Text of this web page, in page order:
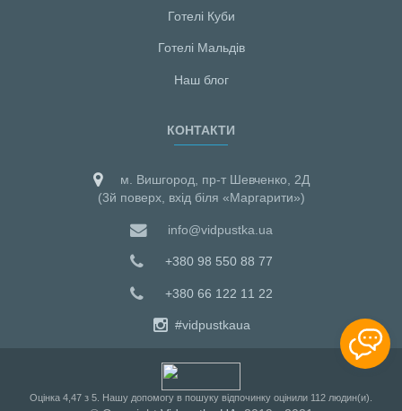
Готелі Куби
Готелі Мальдiв
Наш блог
КОНТАКТИ
м. Вишгород, пр-т Шевченко, 2Д
(3й поверх, вхід біля «Маргарити»)
info@vidpustka.ua
+380 98 550 88 77
+380 66 122 11 22
#vidpustkaua
Оцiнка 4,47 з 5 . Нашу допомогу в пошуку відпочинку оцінили 112 людин(и).